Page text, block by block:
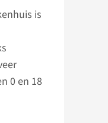
is
0 en 18